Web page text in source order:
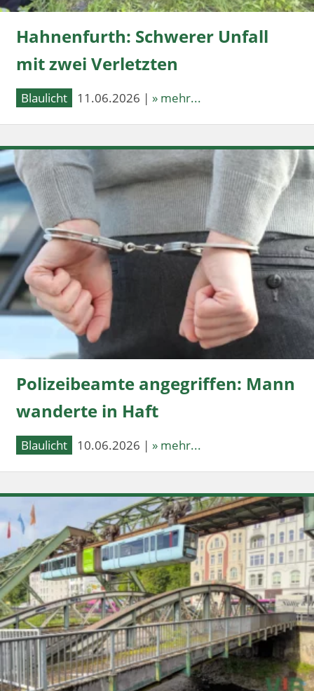
Hahnenfurth: Schwerer Unfall
mit zwei Verletzten
Blaulicht 11.06.2026 | » mehr...
Polizeibeamte angegriffen: Mann
wanderte in Haft
Blaulicht 10.06.2026 | » mehr...